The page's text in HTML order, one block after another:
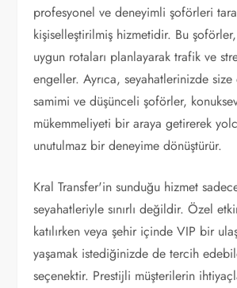
profesyonel ve deneyimli şoförleri
kişiselleştirilmiş hizmetidir. Bu
uygun rotaları planlayarak trafik ve
engeller. Ayrıca, seyahatlerinizde
samimi ve düşünceli şoförler,
mükemmeliyeti bir araya getirerek
unutulmaz bir deneyime dönüştürür.
Kral Transfer'in sunduğu hizmet
seyahatleriyle sınırlı değildir. Özel
katılırken veya şehir içinde VIP bir
yaşamak istediğinizde de tercih
seçenektir. Prestijli müşterilerin